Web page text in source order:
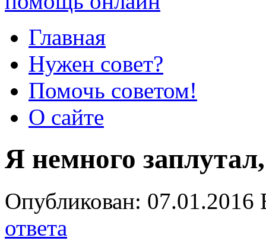
Главная
Нужен совет?
Помочь советом!
О сайте
Я немного
Опубликован:
ответа